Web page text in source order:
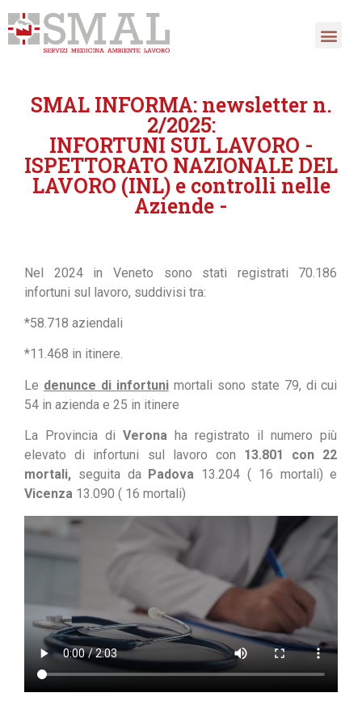
SMAL INFORMA: newsletter n.
2/2025:
INFORTUNI SUL LAVORO -
ISPETTORATO NAZIONALE DEL
LAVORO (INL) e controlli nelle
Aziende -
Nel 2024 in Veneto sono stati registrati 70.186
infortuni sul lavoro, suddivisi tra:
*58.718 aziendali
*11.468 in itinere.
Le denunce di infortunimortali sono state 79, di cui
54 in azienda e 25 in itinere
La Provincia diVerona ha registrato il numero più
elevato di infortuni sul lavoro con 13.801 con 22
mortali, seguita da Padova 13.204 ( 16 mortali) e
Vicenza 13.090 ( 16 mortali)